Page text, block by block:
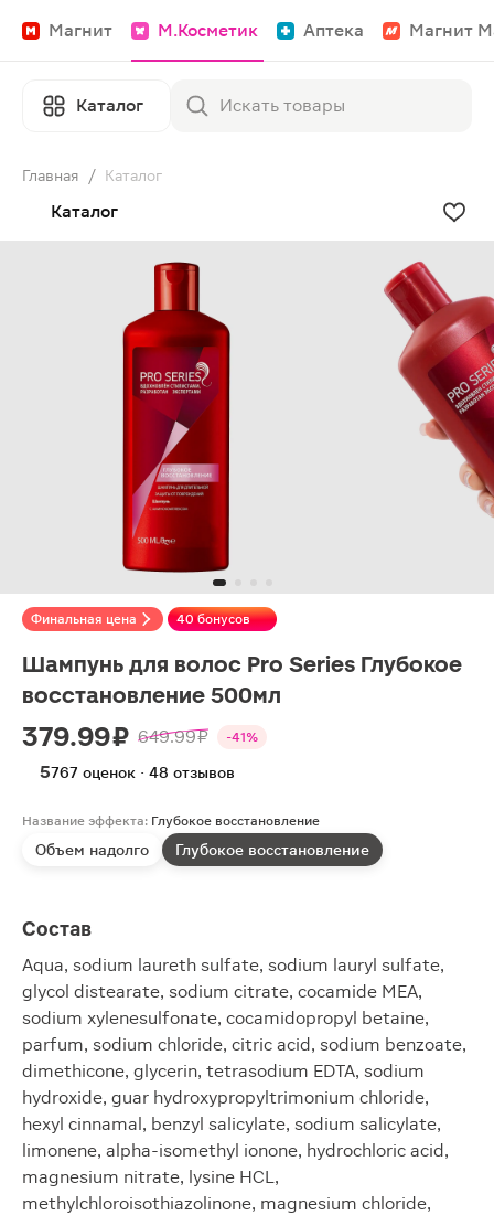
Магнит М.Косметик Аптека Магнит
Каталог
Главная / Каталог
Каталог
Финальная цена 40 бонусов
Шампунь для волос Pro Series Глубокое
восстановление 500мл
379.99 ₽ 649.99 ₽ -41%
5767 оценок · 48 отзывов
Название эффекта: Глубокое восстановление
Объем надолго Глубокое восстановление
Состав
Aqua, sodium laureth sulfate, sodium lauryl sulfate,
glycol distearate, sodium citrate, cocamide MEA,
sodium xylenesulfonate, cocamidopropyl betaine,
parfum, sodium chloride, citric acid, sodium benzoate,
dimethicone, glycerin, tetrasodium EDTA, sodium
hydroxide, guar hydroxypropyltrimonium chloride,
hexyl cinnamal, benzyl salicylate, sodium salicylate,
limonene, alpha-isomethyl ionone, hydrochloric acid,
magnesium nitrate, lysine HCL,
methylchloroisothiazolinone, magnesium chloride,